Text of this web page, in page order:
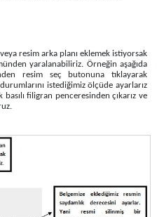
resim arka planı eklemek istiyorsak
yaralanabiliriz. Örneğin aşağıda
resim seç butonuna tıklayarak
istediğimiz ölçüde ayarlarız
filigran penceresinden çıkarız ve